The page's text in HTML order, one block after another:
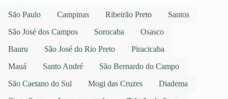
São Paulo Campinas Ribeirão Preto
Santos
São José dos Campos
Sorocaba
Osasco
Bauru
São José do Rio Preto
Piracicaba
Mauá
Santo André
São Bernardo do Campo
São Caetano do Sul
Mogi das Cruzes
Diadema